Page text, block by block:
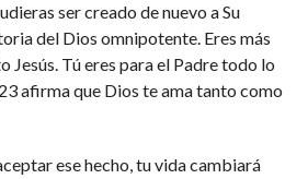
ser creado de nuevo a Su
del Dios omnipotente. Eres más
Jesús. Tú eres para el Padre todo lo
afirma que Dios te ama tanto como
ese hecho, tu vida cambiará